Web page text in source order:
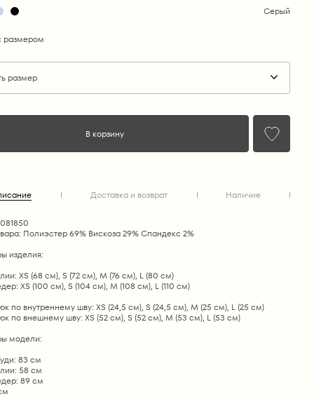
Серый
размер
В корзину
Доставка и возврат Наличие
Полиэстер 69% Вискоза 29% Cпандекс 2%
изделия:
XS (68 см), S (72 см), M (76 см), L (80 см)
XS (100 см), S (104 см), M (108 см), L (110 см)
по внутреннему шву: XS (24,5 см), S (24,5 см), М (25 см), L (25 см)
по внешнему шву: XS (52 см), S (52 см), М (53 см), L (53 см)
модели:
83 см
58 см
89 см